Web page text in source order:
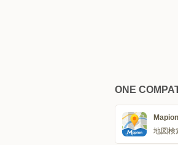
ONE
Mapion
地図検